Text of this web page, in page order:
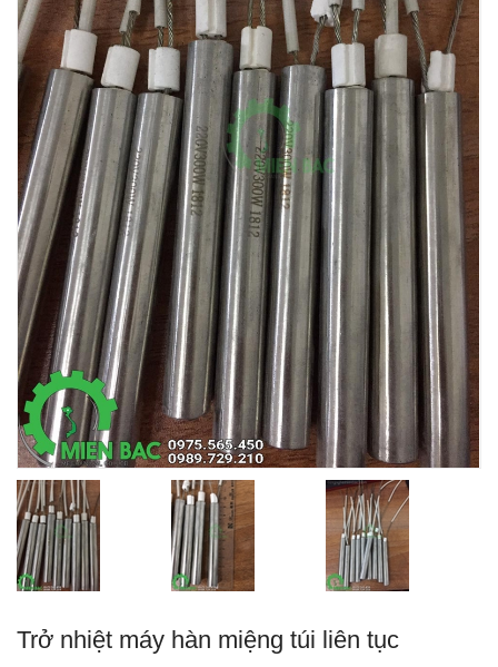
Trở nhiệt máy hàn miệng túi liên tục